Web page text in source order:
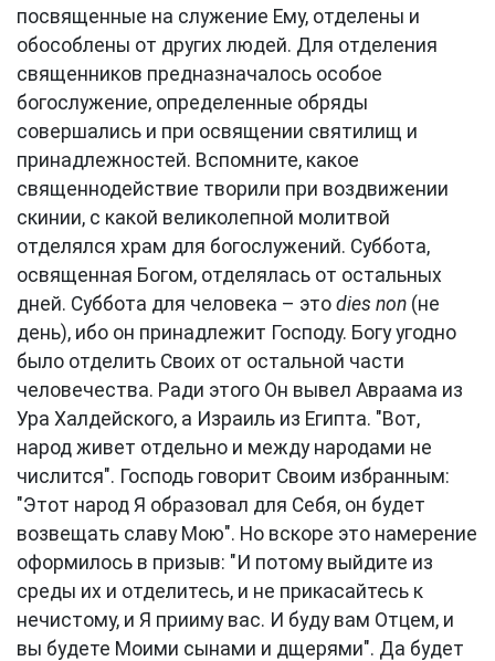
посвященные на служение Ему, отделены и
обособлены от других людей. Для отделения
священников предназначалось особое
богослужение, определенные обряды
совершались и при освящении святилищ и
принадлежностей. Вспомните, какое
священнодействие творили при воздвижении
скинии, с какой великолепной молитвой
отделялся храм для богослужений. Суббота,
освященная Богом, отделялась от остальных
дней. Суббота для человека – это dies non (не
день), ибо он принадлежит Господу. Богу угодно
было отделить Своих от остальной части
человечества. Ради этого Он вывел Авраама из
Ура Халдейского, а Израиль из Египта. "Вот,
народ живет отдельно и между народами не
числится". Господь говорит Своим избранным:
"Этот народ Я образовал для Себя, он будет
возвещать славу Мою". Но вскоре это намерение
оформилось в призыв: "И потому выйдите из
среды их и отделитесь, и не прикасайтесь к
нечистому, и Я прииму вас. И буду вам Отцем, и
вы будете Моими сынами и дщерями". Да будет